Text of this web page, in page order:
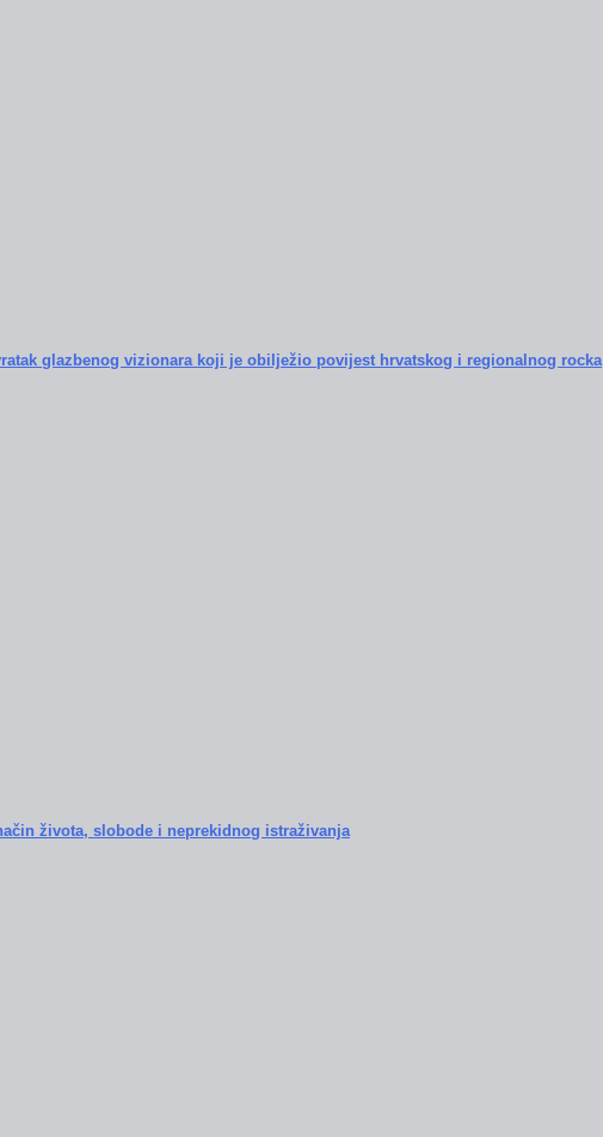
glazbenog vizionara koji je obilježio povijest hrvatskog i regionalnog rocka
života, slobode i neprekidnog istraživanja